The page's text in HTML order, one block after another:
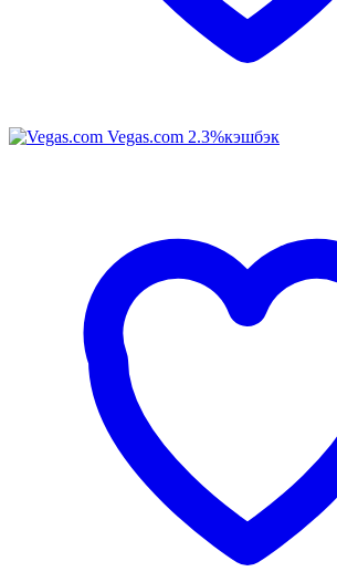
Vegas.com 2.3%кэшбэк